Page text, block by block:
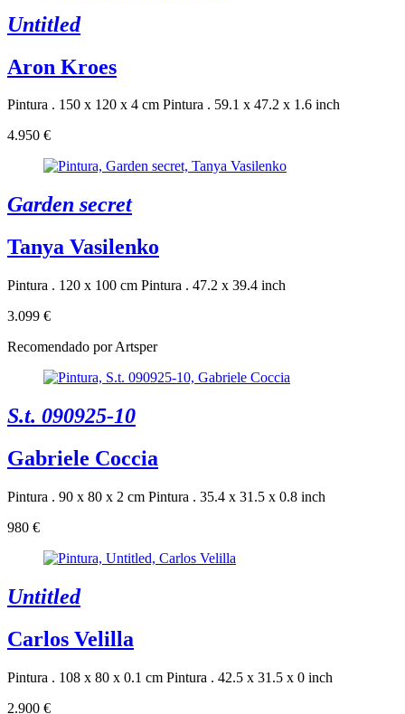
Untitled
Aron Kroes
Pintura . 150 x 120 x 4 cm Pintura . 59.1 x 47.2 x 1.6 inch
4.950 €
Garden secret
Tanya Vasilenko
Pintura . 120 x 100 cm Pintura . 47.2 x 39.4 inch
3.099 €
Recomendado por Artsper
S.t. 090925-10
Gabriele Coccia
Pintura . 90 x 80 x 2 cm Pintura . 35.4 x 31.5 x 0.8 inch
980 €
Untitled
Carlos Velilla
Pintura . 108 x 80 x 0.1 cm Pintura . 42.5 x 31.5 x 0 inch
2.900 €